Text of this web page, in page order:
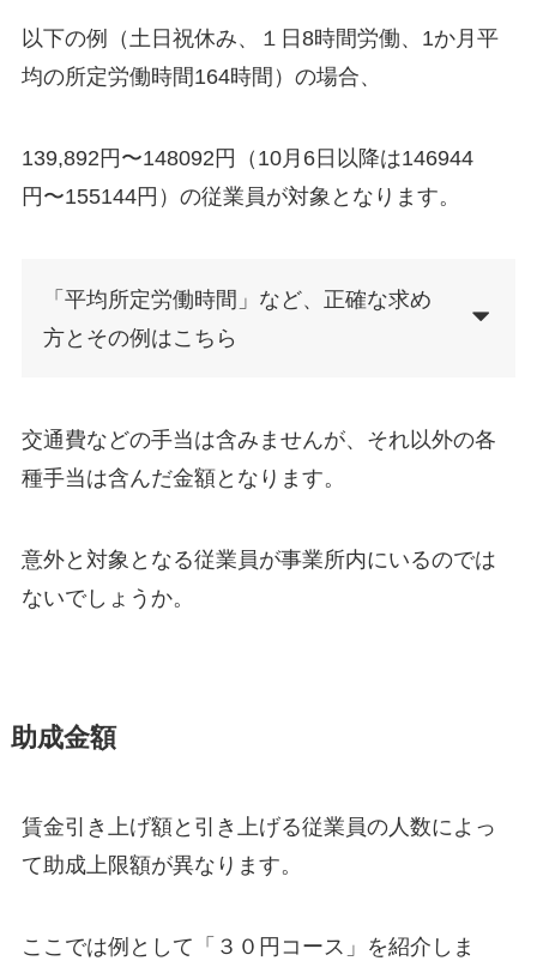
以下の例（土日祝休み、１日8時間労働、1か月平
均の所定労働時間164時間）の場合、
139,892円〜148092円（10月6日以降は146944
円〜155144円）の従業員が対象となります。
「平均所定労働時間」など、正確な求め
方とその例はこちら
交通費などの手当は含みませんが、それ以外の各
種手当は含んだ金額となります。
意外と対象となる従業員が事業所内にいるのでは
ないでしょうか。
助成金額
賃金引き上げ額と引き上げる従業員の人数によっ
て助成上限額が異なります。
ここでは例として「３０円コース」を紹介しま